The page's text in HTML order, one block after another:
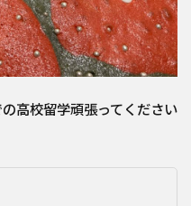
高校留学頑張ってください